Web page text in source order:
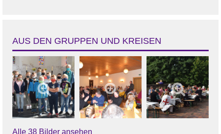
AUS DEN GRUPPEN UND KREISEN
Alle 38 Bilder ansehen